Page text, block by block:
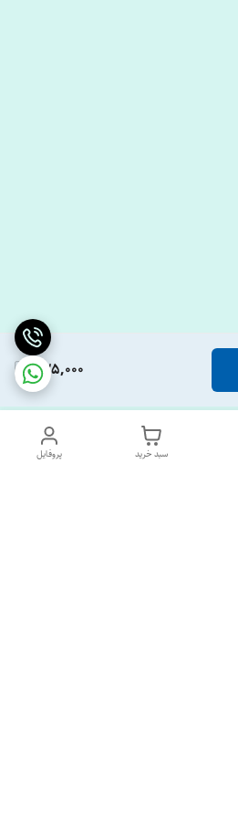
735,000
پروفایل سبد خرید